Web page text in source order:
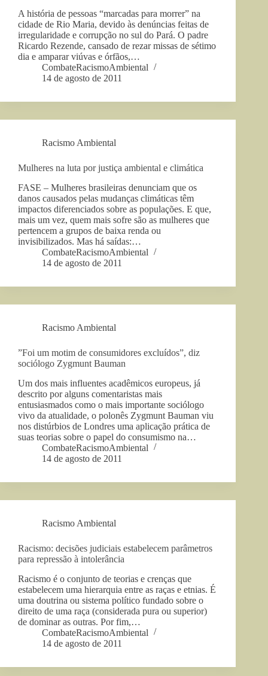
A história de pessoas “marcadas para morrer” na
cidade de Rio Maria, devido às denúncias feitas de
irregularidade e corrupção no sul do Pará. O padre
Ricardo Rezende, cansado de rezar missas de sétimo
dia e amparar viúvas e órfãos,…
CombateRacismoAmbiental
14 de agosto de 2011
Racismo Ambiental
Mulheres na luta por justiça ambiental e climática
FASE – Mulheres brasileiras denunciam que os
danos causados pelas mudanças climáticas têm
impactos diferenciados sobre as populações. E que,
mais um vez, quem mais sofre são as mulheres que
pertencem a grupos de baixa renda ou
invisibilizados. Mas há saídas:…
CombateRacismoAmbiental
14 de agosto de 2011
Racismo Ambiental
”Foi um motim de consumidores excluídos”, diz
sociólogo Zygmunt Bauman
Um dos mais influentes acadêmicos europeus, já
descrito por alguns comentaristas mais
entusiasmados como o mais importante sociólogo
vivo da atualidade, o polonês Zygmunt Bauman viu
nos distúrbios de Londres uma aplicação prática de
suas teorias sobre o papel do consumismo na…
CombateRacismoAmbiental
14 de agosto de 2011
Racismo Ambiental
Racismo: decisões judiciais estabelecem parâmetros
para repressão à intolerância
Racismo é o conjunto de teorias e crenças que
estabelecem uma hierarquia entre as raças e etnias. É
uma doutrina ou sistema político fundado sobre o
direito de uma raça (considerada pura ou superior)
de dominar as outras. Por fim,…
CombateRacismoAmbiental
14 de agosto de 2011